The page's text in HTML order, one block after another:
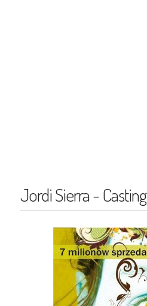
Jordi Sierra - Casting